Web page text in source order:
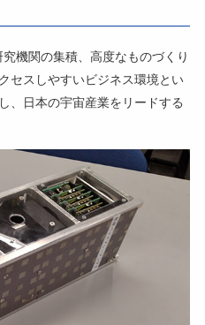
機関の集積、高度なものづくり
セスしやすいビジネス環境とい
、日本の宇宙産業をリードする